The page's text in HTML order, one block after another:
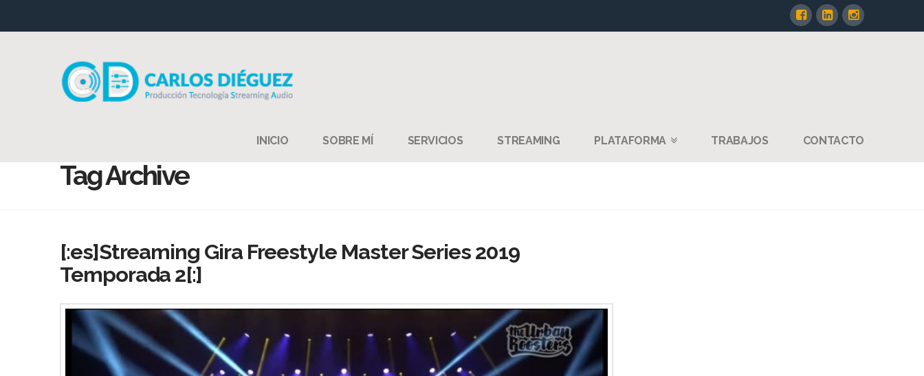
INICIO SOBRE MÍ SERVICIOS STREAMING PLATAFORMA TRABAJOS CONTACTO
Tag Archive
[:es]Streaming Gira Freestyle Master Series 2019
Temporada 2[:]